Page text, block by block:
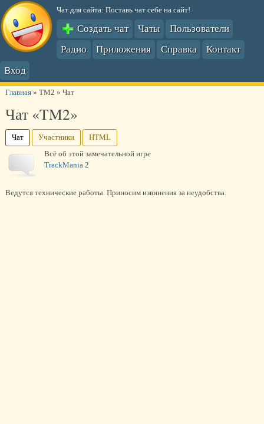
Чат для сайта: Поставь чат себе на сайт!
Создать чат Чаты
Пользователи
Радио
Приложения Справка
Контакт
Вход
Главная» TM2 » Чат
Чат «TM2»
Чат Участники
HTML
Всё об этой замечательной игре
TrackMania 2